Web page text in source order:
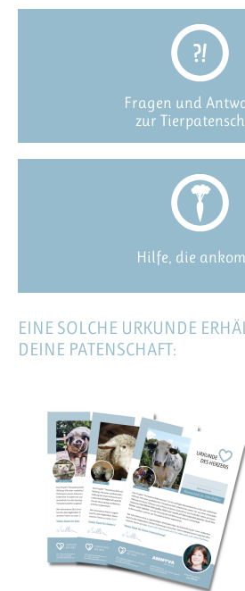
Fragen und
zur
Hilfe, die
EINE SOLCHE URKUNDE
DEINE PATENSCHAFT: